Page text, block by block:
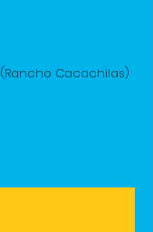
(Rancho Cacachilas)